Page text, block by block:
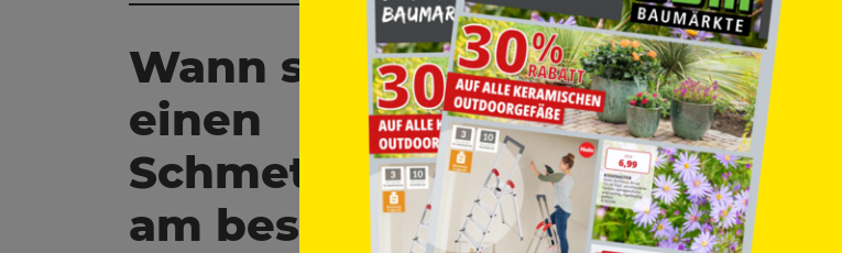
Wann schneidet man
einen
Schmetterlingsflieder
am besten?